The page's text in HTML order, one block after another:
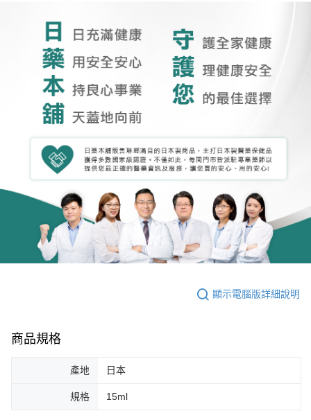
顯示電腦版詳細說明
商品規格
產地 日本
規格 15ml